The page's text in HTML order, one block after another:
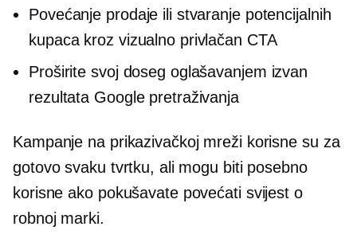
Povećanje prodaje ili stvaranje potencijalnih
kupaca kroz vizualno privlačan CTA
Proširite svoj doseg oglašavanjem izvan
rezultata Google pretraživanja
Kampanje na prikazivačkoj mreži korisne su za
gotovo svaku tvrtku, ali mogu biti posebno
korisne ako pokušavate povećati svijest o
robnoj marki.